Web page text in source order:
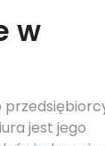
w
jest jego